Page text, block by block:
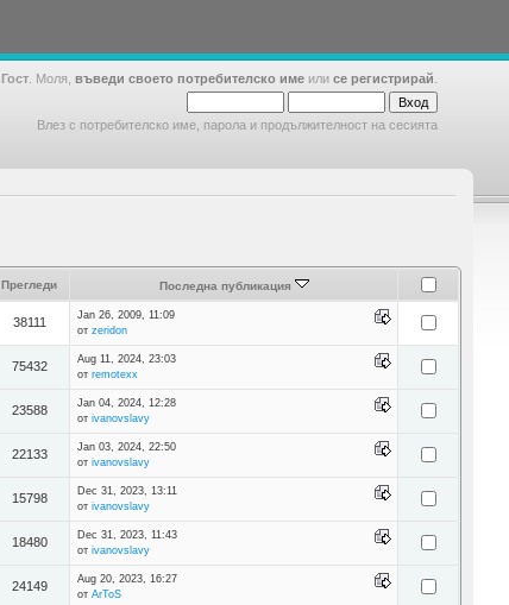
Гост . Моля, въведи своето потребителско име или се регистрирай
Влез с потребителско име, парола и продължителност на сесията
Прегледи Последна публикация
38111
Jan 26, 2009, 11:09
от zeridon
75432
Aug 11, 2024, 23:03
от remotexx
23588
Jan 04, 2024, 12:28
от ivanovslavy
22133
Jan 03, 2024, 22:50
от ivanovslavy
15798
Dec 31, 2023, 13:11
от ivanovslavy
18480
Dec 31, 2023, 11:43
от ivanovslavy
24149
Aug 20, 2023, 16:27
от ArToS